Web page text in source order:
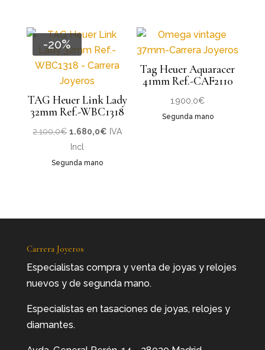
-20%
TAG Heuer Link Lady
32mm Ref.-WBC1318
2.100,0€ El
precio
original
1.680,0€ ElIVA
Incl
Segunda mano
Tag Heuer Aquaracer
41mm Ref.-CAF2110
1.900,0€
Segunda mano
Carrera Joyeros
Especialistas compra y venta de joyas y relojes
nuevos y de segunda mano.
Especialistas en tasaciones de joyas, relojes y
diamantes.